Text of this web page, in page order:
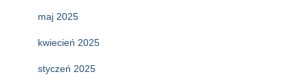
maj 2025
kwiecień 2025
styczeń 2025